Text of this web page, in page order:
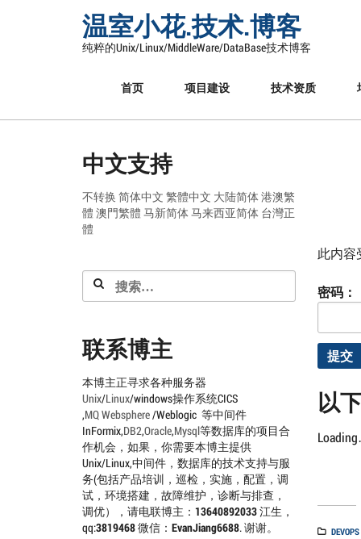
温室小花.技术.博客
纯粹的Unix/Linux/MiddleWare/DataBase技术博客
首页 项目建设 技术资质
此内容
密码：
以
DEVOPS
中文支持
不转换 简体中文 繁體中文 大陆简体港澳繁
體 澳門繁體 马新简体马来西亚简体 台灣正
體
搜
索：
联系博主
本博主正寻求各种服务器
Unix/Linux/windows操作系统CICS
,MQWebsphere/Weblogic 等中间件
InFormix,DB2,Oracle,Mysql等数据库的项目合
作机会，如果，你需要本博主提供
Unix/Linux,中间件，数据库的技术支持与服
务(包括产品培训，巡检，实施，配置，调
试，环境搭建，故障维护，诊断与排查，
调优），请电联博主： 13640892033江生，
qq:3819468微信： EvanJiang6688. 谢谢。